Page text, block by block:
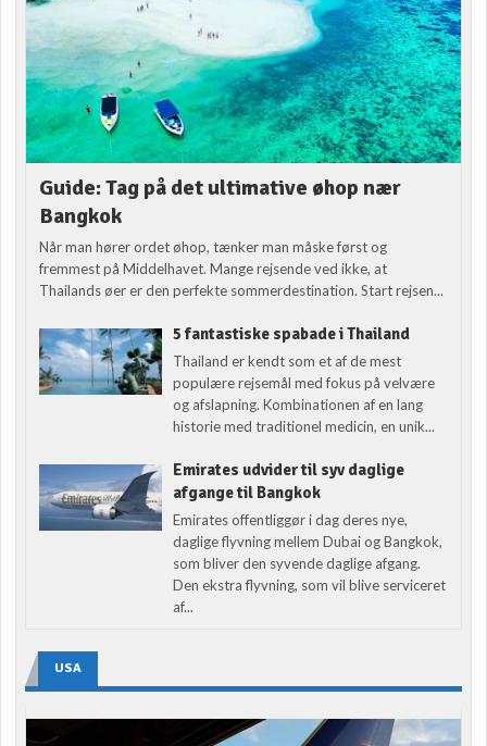
Guide: Tag på det ultimative øhop nær
Bangkok
Når man hører ordet øhop, tænker man måske først og
fremmest på Middelhavet. Mange rejsende ved ikke, at
Thailands øer er den perfekte sommerdestination. Start rejsen...
5 fantastiske spabade i Thailand
Thailand er kendt som et af de mest
populære rejsemål med fokus på velvære
og afslapning. Kombinationen af en lang
historie med traditionel medicin, en unik...
Emirates udvider til syv daglige
afgange til Bangkok
Emirates offentliggør i dag deres nye,
daglige flyvning mellem Dubai og Bangkok,
som bliver den syvende daglige afgang.
Den ekstra flyvning, som vil blive serviceret
af...
USA